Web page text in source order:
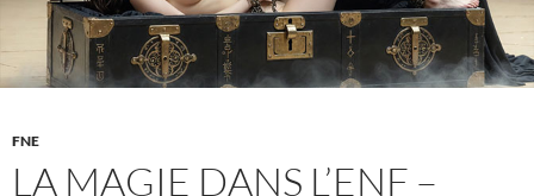
FNE
LA MAGIE DANS L’ENF –